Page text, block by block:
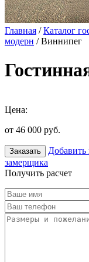
Главная /Каталог
модерн / Виннипег
Цена:
от 46 000 руб.
Заказать Добавить
замерщика
Получить расчет